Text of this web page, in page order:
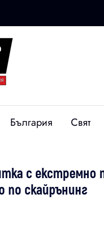
България Свят
с
по скайрънинг